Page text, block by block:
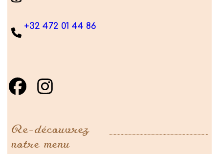
+32 472 01 44 86
Re-découvrez
notre menu